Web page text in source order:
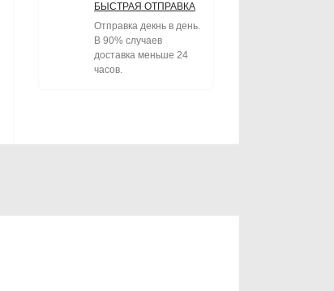
БЫСТРАЯ ОТПРАВКА
Отправка декнь в день.
В 90% случаев
доставка меньше 24
часов.